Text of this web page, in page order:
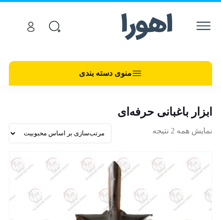
منوی دسته بندی
ابزار باغبانی حرفه‌ای
نمایش همه 2 نتیجه